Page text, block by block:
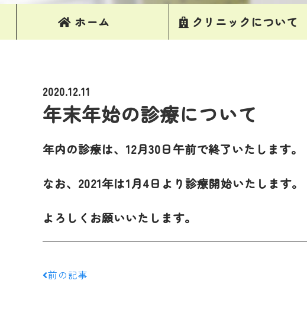
ホーム クリニックについて
2020.12.11
年末年始の診療について
年内の診療は、12月30日午前で終了いたします。
なお、2021年は1月4日より診療開始いたします。
よろしくお願いいたします。
前の記事